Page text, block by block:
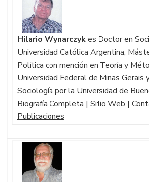
Hilario Wynarczykes Doctor en
Universidad Católica Argentina,
Política con mención en Teoría y
Universidad Federal de Minas Gerais
Sociología por la Universidad de
Biografía Completa | Sitio Web |
Publicaciones